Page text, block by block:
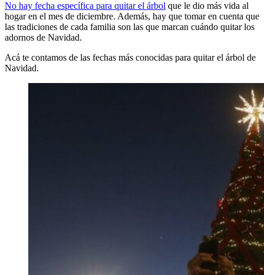
No hay fecha específica para quitar el árbol que le dio más vida al
hogar en el mes de diciembre. Además, hay que tomar en cuenta que
las tradiciones de cada familia son las que marcan cuándo quitar los
adornos de Navidad.
Acá te contamos de las fechas más conocidas para quitar el árbol de
Navidad.